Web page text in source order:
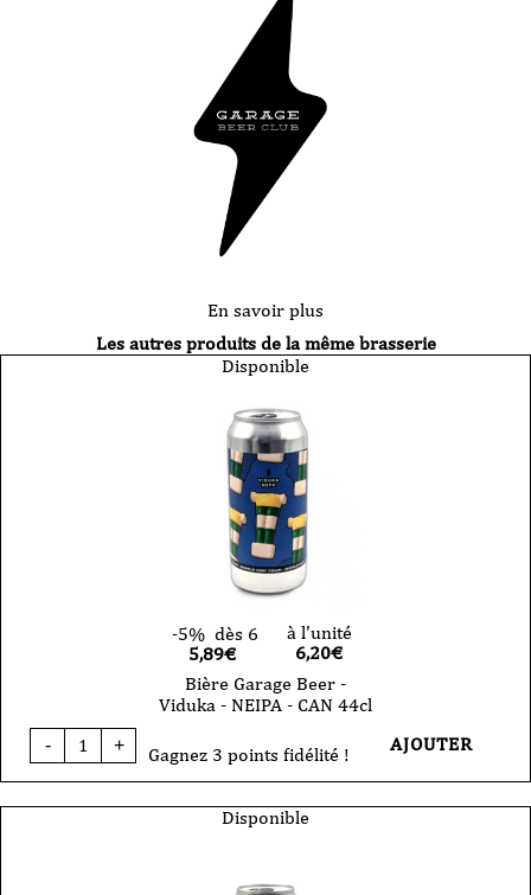
En savoir plus
Les autres produits de la même brasserie
Disponible
-5% dès 6
5,89€
à l'unité
6,20€
Bière Garage Beer -
Viduka - NEIPA - CAN 44cl
-
quantité
de
Beer
+ Gagnez 3 points fidélité ! AJOUTER
Disponible